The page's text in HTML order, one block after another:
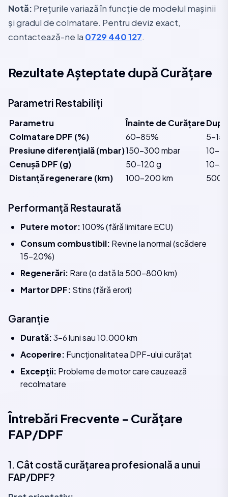
Notă: Prețurile variază în funcție de modelul mașinii
și gradul de colmatare. Pentru deviz exact,
contactează-ne la 0729 440 127.
Rezultate Așteptate după Curățare
Parametri Restabiliți
Parametru Înainte de Curățare
Colmatare DPF (%)
60-85%
5-
Presiune diferențială (mbar)150-300 mbar
10-
Cenușă DPF (g)
50-120 g
10-
Distanță regenerare (km)
100-200 km 500-
Performanță Restaurată
Putere motor:100% (fără limitare ECU)
Consum combustibil: Revine la normal (scădere
15-20%)
Regenerări: Rare (o dată la 500-800 km)
Martor DPF: Stins (fără erori)
Garanție
Durată:3-6 luni sau 10.000 km
Acoperire: Funcționalitatea DPF-ului curățat
Excepții: Probleme de motor care cauzează
recolmatare
Întrebări Frecvente - Curățare
FAP/DPF
1. Cât costă curățarea profesională a unui
FAP/DPF?